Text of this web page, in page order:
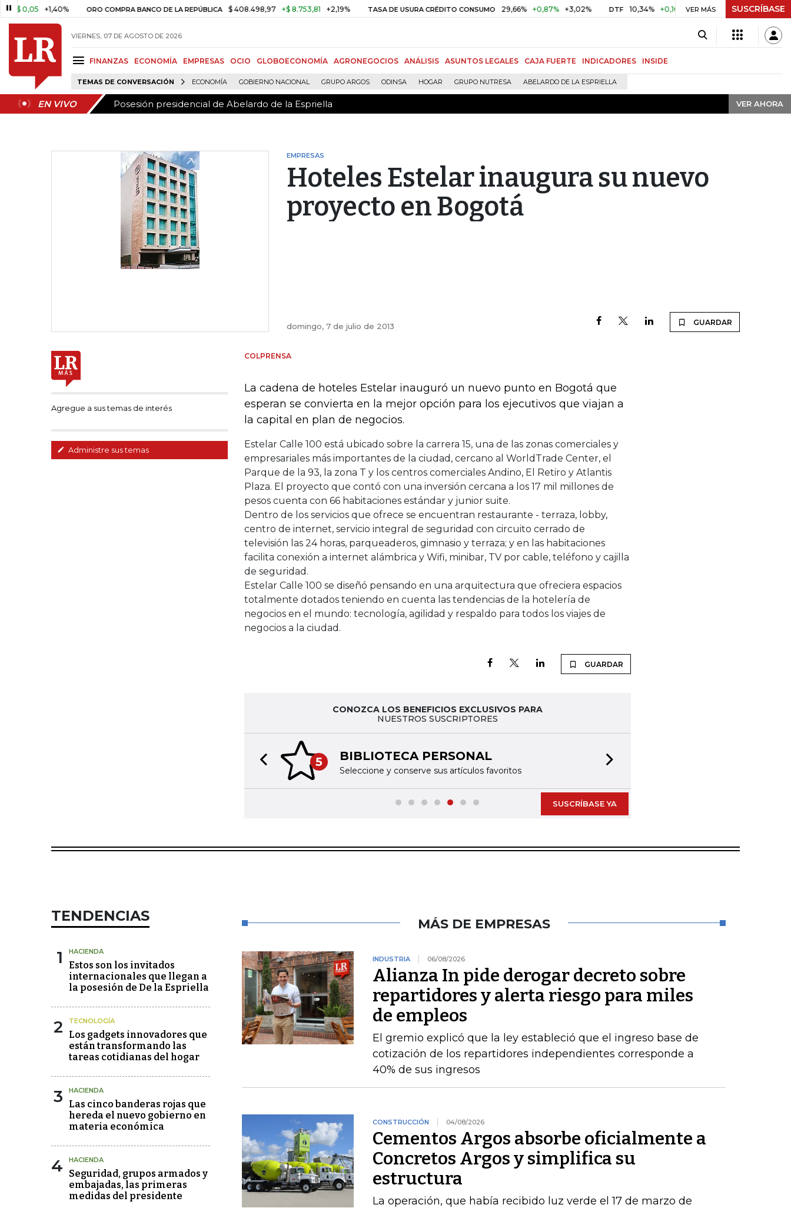
+1,40% ORO COMPRA BANCO DE LA REPÚBLICA $ 408.498,97 +$ 8.753,81 +2,19% TASA DE USURA CRÉDITO CONSUMO 29,66% +0,87% +3,02% DTF 10,34% +0,10% +0,98% UVR $ 416,91 +$ 0,05
VER MÁS SUSCRÍBASE
VIERNES, 07 DE AGOSTO DE 2026
FINANZAS ECONOMÍA EMPRESAS OCIO GLOBOECONOMÍA AGRONEGOCIOS ANÁLISIS ASUNTOS LEGALES CAJA FUERTE INDICADORES INSIDE
TEMAS DE CONVERSACIÓN ECONOMÍA GOBIERNO NACIONAL GRUPO ARGOS ODINSA HOGAR GRUPO NUTRESA ABELARDO DE LA ESPRIELLA
EN VIVO Posesión presidencial de Abelardo de la Espriella VER AHORA
EN VIVO Posesión presidencial de Abelardo de la Espriella VER AHORA
EMPRESAS
Hoteles Estelar inaugura su nuevo
proyecto en Bogotá
domingo, 7 de julio de 2013 GUARDAR
Agregue a sus temas de interés
Administre sus temas
COLPRENSA
La cadena de hoteles Estelar inauguró un nuevo punto en Bogotá que
esperan se convierta en la mejor opción para los ejecutivos que viajan a
la capital en plan de negocios.
Estelar Calle 100 está ubicado sobre la carrera 15, una de las zonas comerciales y
empresariales más importantes de la ciudad, cercano al WorldTrade Center, el
Parque de la 93, la zona T y los centros comerciales Andino, El Retiro y Atlantis
Plaza. El proyecto que contó con una inversión cercana a los 17 mil millones de
pesos cuenta con 66 habitaciones estándar y junior suite.
Dentro de los servicios que ofrece se encuentran restaurante - terraza, lobby,
centro de internet, servicio integral de seguridad con circuito cerrado de
televisión las 24 horas, parqueaderos, gimnasio y terraza; y en las habitaciones
facilita conexión a internet alámbrica y Wifi, minibar, TV por cable, teléfono y cajilla
de seguridad.
Estelar Calle 100 se diseñó pensando en una arquitectura que ofreciera espacios
totalmente dotados teniendo en cuenta las tendencias de la hotelería de
negocios en el mundo: tecnología, agilidad y respaldo para todos los viajes de
negocios a la ciudad.
GUARDAR
CONOZCA LOS BENEFICIOS EXCLUSIVOS PARA
NUESTROS SUSCRIPTORES
5 BIBLIOTECA PERSONAL
Seleccione y conserve sus artículos favoritos
Previous slide
SUSCRÍBASE YA
TENDENCIAS
1 HACIENDA
Estos son los invitados
internacionales que llegan a
la posesión de De la Espriella
2 TECNOLOGÍA
Los gadgets innovadores que
están transformando las
tareas cotidianas del hogar
3 HACIENDA
Las cinco banderas rojas que
hereda el nuevo gobierno en
materia económica
4 HACIENDA
Seguridad, grupos armados y
embajadas, las primeras
medidas del presidente
MÁS DE EMPRESAS
INDUSTRIA 06/08/2026
Alianza In pide derogar decreto sobre
repartidores y alerta riesgo para miles
de empleos
El gremio explicó que la ley estableció que el ingreso base de
cotización de los repartidores independientes corresponde a
40% de sus ingresos
CONSTRUCCIÓN 04/08/2026
Cementos Argos absorbe oficialmente a
Concretos Argos y simplifica su
estructura
La operación, que había recibido luz verde el 17 de marzo de